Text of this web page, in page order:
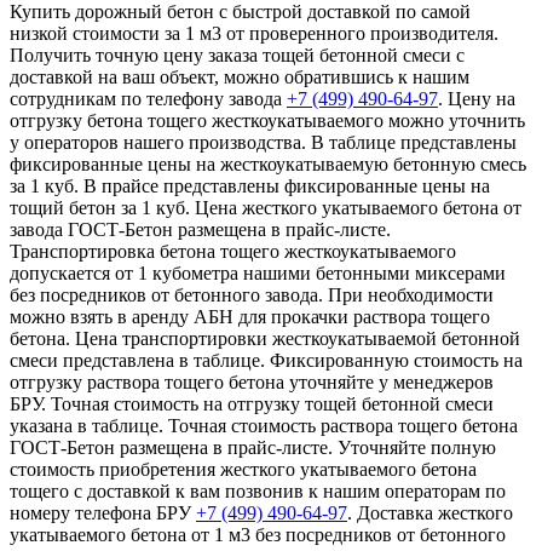
Купить дорожный бетон с быстрой доставкой по самой
низкой стоимости за 1 м3 от проверенного производителя.
Получить точную цену заказа тощей бетонной смеси с
доставкой на ваш объект, можно обратившись к нашим
сотрудникам по телефону завода +7 (499) 490-64-97. Цену на
отгрузку бетона тощего жесткоукатываемого можно уточнить
у операторов нашего производства. В таблице представлены
фиксированные цены на жесткоукатываемую бетонную смесь
за 1 куб. В прайсе представлены фиксированные цены на
тощий бетон за 1 куб. Цена жесткого укатываемого бетона от
завода ГОСТ-Бетон размещена в прайс-листе.
Транспортировка бетона тощего жесткоукатываемого
допускается от 1 кубометра нашими бетонными миксерами
без посредников от бетонного завода. При необходимости
можно взять в аренду АБН для прокачки раствора тощего
бетона. Цена транспортировки жесткоукатываемой бетонной
смеси представлена в таблице. Фиксированную стоимость на
отгрузку раствора тощего бетона уточняйте у менеджеров
БРУ. Точная стоимость на отгрузку тощей бетонной смеси
указана в таблице. Точная стоимость раствора тощего бетона
ГОСТ-Бетон размещена в прайс-листе. Уточняйте полную
стоимость приобретения жесткого укатываемого бетона
тощего с доставкой к вам позвонив к нашим операторам по
номеру телефона БРУ+7 (499) 490-64-97. Доставка жесткого
укатываемого бетона от 1 м3 без посредников от бетонного